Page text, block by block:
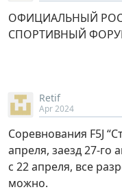
ОФИЦИАЛЬНЫЙ
СПОРТИВНЫЙ
Retif
Apr 2024
Соревнования F5J
апреля, заезд 27-го
с 22 апреля, все
можно.